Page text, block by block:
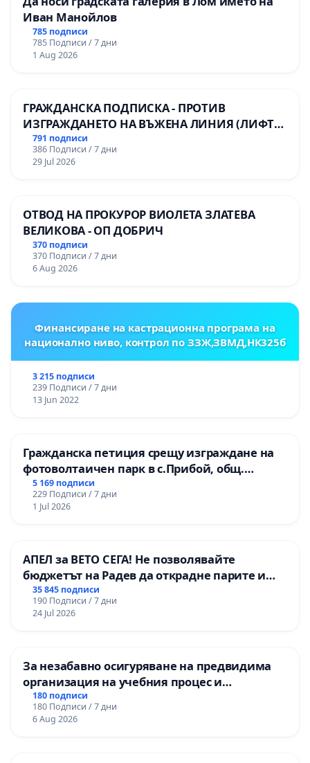
Иван Манойлов
785 подписи
785 Подписи / 7 дни
1 Aug 2026
ГРАЖДАНСКА ПОДПИСКА - ПРОТИВ
ИЗГРАЖДАНЕТО НА ВЪЖЕНА ЛИНИЯ (ЛИФТ)
НА ТЕРИТОРИЯТА НА ПРИРОДНА
ЗАБЕЛЕЖИТЕЛНОСТ „ХЪЛМ НА
ОСВОБОДИТЕЛИТЕ“ (БУНАРДЖИК)
791 подписи
386 Подписи / 7 дни
29 Jul 2026
ОТВОД НА ПРОКУРОР ВИОЛЕТА ЗЛАТЕВА
ВЕЛИКОВА - ОП ДОБРИЧ
370 подписи
370 Подписи / 7 дни
6 Aug 2026
Финансиране на кастрационна програма на
национално ниво, контрол по ЗЗЖ,ЗВМД,НК325б
3 215 подписи
239 Подписи / 7 дни
13 Jun 2022
Гражданска петиция срещу изграждане на
фотоволтаичен парк в с.Прибой, общ.
Радомир
5 169 подписи
229 Подписи / 7 дни
1 Jul 2026
АПЕЛ за ВЕТО СЕГА! Не позволявайте
бюджетът на Радев да открадне парите и
правата ни в тъмното
35 845 подписи
190 Подписи / 7 дни
24 Jul 2026
За незабавно осигуряване на предвидима
организация на учебния процес и
гарантиране на правото на равнопоставено
и качествено образование на учениците от
ОУ „Княз Александър I“ и Хуманитарна
180 подписи
180 Подписи / 7 дни
6 Aug 2026